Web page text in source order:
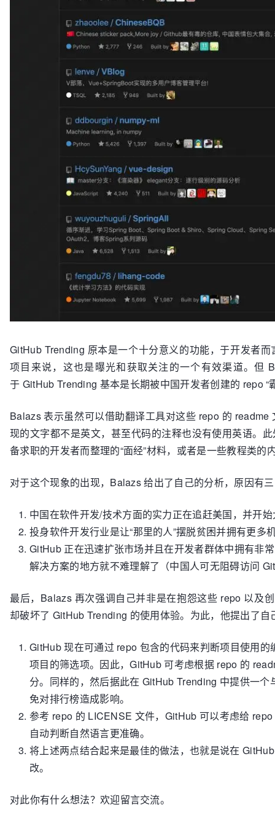
GitHub Trending 原本是一个十分意义的功能，于开发者
项目来说，这也是曝光和获取关注的一个有效渠道。但
于 GitHub Trending 基本是长期被中国开发者创建的 repo “
Balazs 表示虽然可以借助翻译工具对这些 repo 的
现的文字都不是英文，甚至代码的注释也没有使用英语。
备求职的开发者而整理的“面经”材料，或者是一些教程类的
对于这个现象的出现，Balazs 给出了自己的分析，原因有
中国在软件开发/技术方面的实力正在追赶美国，并开
投身软件开发行业是让“那里的人”摆脱贫困并拥有更
GitHub 正在迅速扩张市场并且在开发者群体中拥有非
解决方案的地方就不难理解了（中国人可无阻碍访问
最后，Balazs 再次强调自己并非是在抱怨这些 repo 以及
却破坏了 GitHub Trending 的使用体验。为此，他提出了自
GitHub 现在可通过 repo 包含的代码来判断项目使用
项目的筛选项。因此，GitHub 可考虑根据 repo 的
分。同样的，然后据此在 GitHub Trending 中提供一
免对排行榜造成影响。
参考 repo 的 LICENSE 文件，GitHub 可以考虑给
自动判断自然语言更准确。
将上述两点结合起来是最佳的做法，也就是说在
改。
对此你有什么想法？欢迎留言交流。